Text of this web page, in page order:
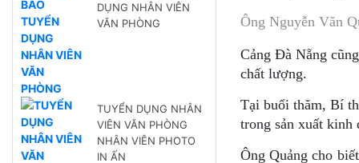
DỤNG NHÂN VIÊN
VĂN PHÒNG
TUYỂN DỤNG NHÂN
VIÊN VĂN PHÒNG
NHÂN VIÊN PHOTO
IN ẤN
Ông Nguyễn Văn
Cảng Đà Nẵng
chất lượng.
Tại buổi thăm, Bí
trong sản xuất kinh
Ông Quảng cho